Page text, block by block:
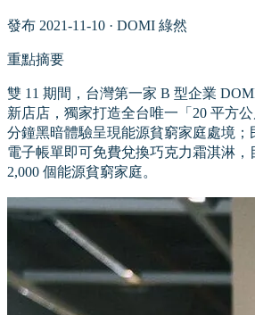
發布 2021-11-10 · DOMI 綠然
重點摘要
雙 11 期間，台灣第一家 B 型企業
新店店，獨家打造全台唯一「20 平方
分鐘黑暗體驗呈現能源貧窮家庭處境；
電子帳單即可免費兌換巧克力霜淇淋，
2,000 個能源貧窮家庭。